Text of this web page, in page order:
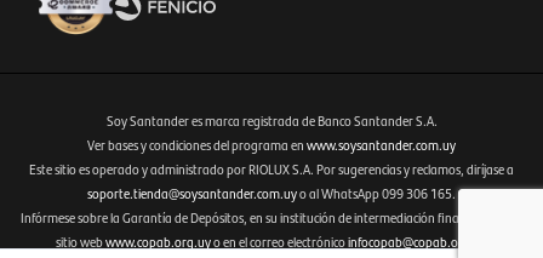
Fenicio eCommerce Uruguay
Soy Santander es marca registrada de Banco Santander S.A.
Ver bases y condiciones del programa en www.soysantander.com.uy
Este sitio es operado y administrado por RIOLUX S.A. Por sugerencias y reclamos, diríjase a
soporte.tienda@soysantander.com.uyo al WhatsApp 099 306 165.
Infórmese sobre la Garantía de Depósitos, en su institución de intermediación financiera, en el
sitio webwww.copab.org.uyo en el correo electrónicoinfocopab@copab.org.uy